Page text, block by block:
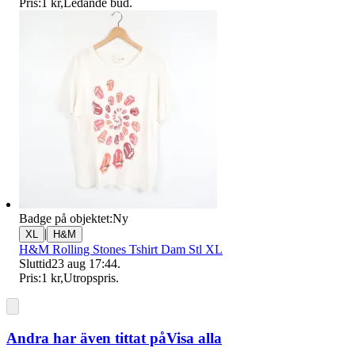
Pris: 1 kr, Ledande bud.
Badge på objektet:Ny
XL | H&M
H&M Rolling Stones Tshirt Dam Stl XL
Sluttid23 aug 17:44.
Pris:1 kr,Utropspris.
Andra har även tittat påVisa alla